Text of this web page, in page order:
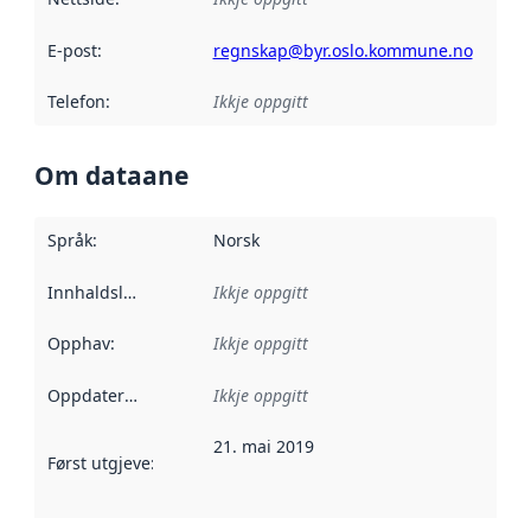
E-post: regnskap@byr.oslo.kommune.no
Telefon: Ikkje oppgitt
Om dataane
Språk: Norsk
Innhaldsleverandørar :
Ikkje oppgitt
Opphav: Ikkje oppgitt
Oppdateringsfrekvens :
Ikkje oppgitt
Først utgjeve:
21. mai 2019